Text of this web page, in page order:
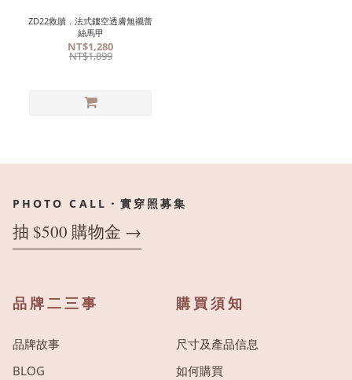
ZD22救贖．法式鏤空透膚無襯蕾
絲馬甲
NT$1,280
NT$1,899
PHOTO CALL・實穿照募集
抽 $500 購物金 →
品牌二三事
品牌故事
BLOG
購買須知
尺寸及產品信息
如何購買